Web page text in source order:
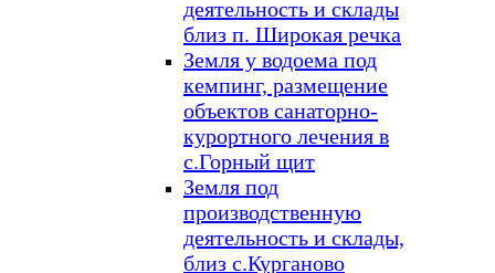
деятельность и склады
близ п. Широкая речка
Земля у водоема под
кемпинг, размещение
объектов санаторно-
курортного лечения в
с.Горный щит
Земля под
производственную
деятельность и склады,
близ с.Курганово